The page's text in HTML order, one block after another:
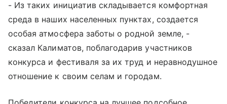
- Из таких инициатив складывается комфортная
среда в наших населенных пунктах, создается
особая атмосфера заботы о родной земле, -
сказал Калиматов, поблагодарив участников
конкурса и фестиваля за их труд и неравнодушное
отношение к своим селам и городам.